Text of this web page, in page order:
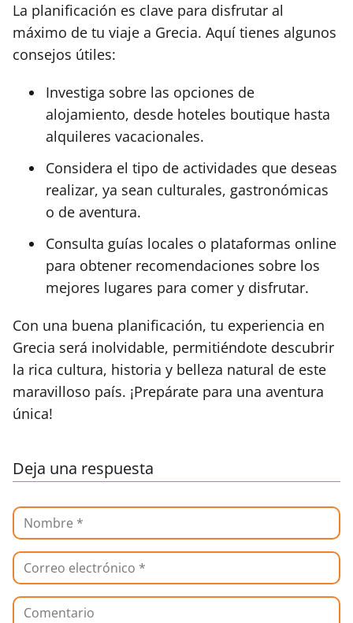
La planificación es clave para disfrutar al
máximo de tu viaje a Grecia. Aquí tienes algunos
consejos útiles:
Investiga sobre las opciones de
alojamiento, desde hoteles boutique hasta
alquileres vacacionales.
Considera el tipo de actividades que deseas
realizar, ya sean culturales, gastronómicas
o de aventura.
Consulta guías locales o plataformas online
para obtener recomendaciones sobre los
mejores lugares para comer y disfrutar.
Con una buena planificación, tu experiencia en
Grecia será inolvidable, permitiéndote descubrir
la rica cultura, historia y belleza natural de este
maravilloso país. ¡Prepárate para una aventura
única!
Deja una respuesta